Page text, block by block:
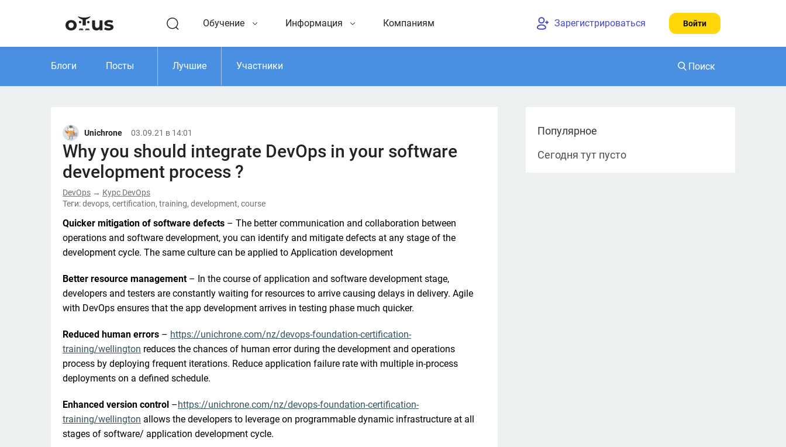
Обучение Информация Компаниям Зарегистрироваться Войти
Блоги Посты Лучшие Участники Найти
Поиск
Unichrone 03.09.21 в 14:01
Why you should integrate DevOps in your software
development process ?
DevOps → Курс DevOps
Теги: devops, certification, training, development, course
Quicker mitigation of software defects – The better communication and collaboration between
operations and software development, you can identify and mitigate defects at any stage of the
development cycle. The same culture can be applied to Application development
Better resource management – In the course of application and software development stage,
developers and testers are constantly waiting for resources to arrive causing delays in delivery. Agile
with DevOps ensures that the app development arrives in testing phase much quicker.
Reduced human errors – https://unichrone.com/nz/devops-foundation-certification-
training/wellington reduces the chances of human error during the development and operations
process by deploying frequent iterations. Reduce application failure rate with multiple in-process
deployments on a defined schedule.
Enhanced version control –https://unichrone.com/nz/devops-foundation-certification-
training/wellington allows the developers to leverage on programmable dynamic infrastructure at all
stages of software/ application development cycle.
Популярное
Сегодня тут пусто